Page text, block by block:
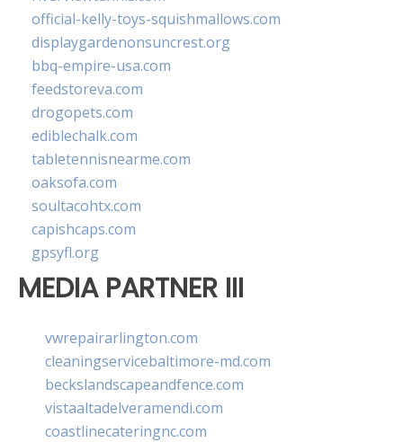
official-kelly-toys-squishmallows.com
displaygardenonsuncrest.org
bbq-empire-usa.com
feedstoreva.com
drogopets.com
ediblechalk.com
tabletennisnearme.com
oaksofa.com
soultacohtx.com
capishcaps.com
gpsyfl.org
MEDIA PARTNER III
vwrepairarlington.com
cleaningservicebaltimore-md.com
beckslandscapeandfence.com
vistaaltadelveramendi.com
coastlinecateringnc.com